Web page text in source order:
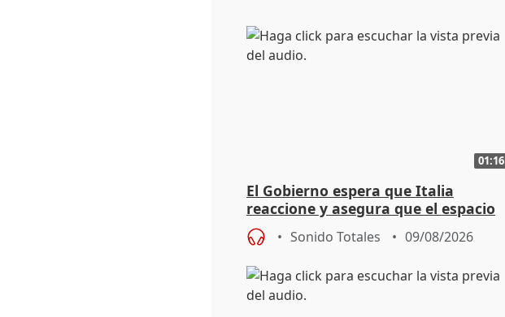
01:16
El Gobierno espera que Italia
reaccione y asegura que el espacio
Schengen "no ha sido violado"
Sonido Totales 09/08/2026